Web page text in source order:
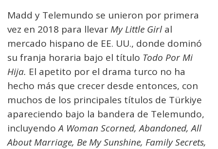
Madd y Telemundo se unieron por primera
vez en 2018 para llevar My Little Girl al
mercado hispano de EE. UU., donde dominó
su franja horaria bajo el título Todo Por Mi
Hija. El apetito por el drama turco no ha
hecho más que crecer desde entonces, con
muchos de los principales títulos de Türkiye
apareciendo bajo la bandera de Telemundo,
incluyendoA Woman Scorned, Abandoned, All
About Marriage, Be My Sunshine, Family Secrets,